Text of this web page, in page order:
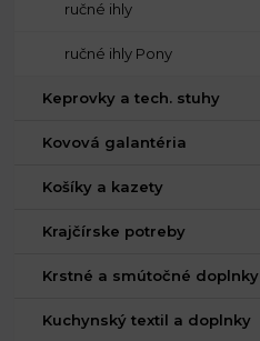
ručné ihly
ručné ihly Pony
Keprovky a tech. stuhy
Kovová galantéria
Košíky a kazety
Krajčírske potreby
Krstné a smútočné doplnky
Kuchynský textil a doplnky